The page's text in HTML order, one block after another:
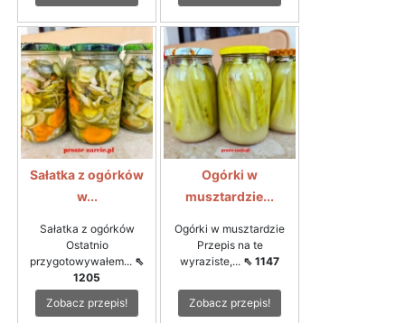
Sałatka z ogórków
w...
Sałatka z ogórków
Ostatnio
przygotowywałem... ⇖
1205
Zobacz przepis!
Ogórki w
musztardzie...
Ogórki w musztardzie
Przepis na te
wyraziste,... ⇖ 1147
Zobacz przepis!